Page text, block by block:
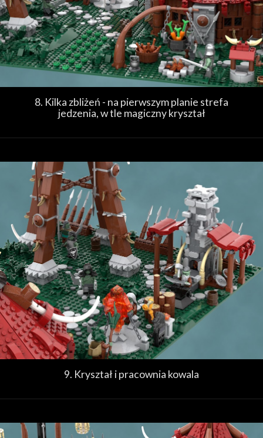
8. Kilka zbliżeń - na pierwszym planie strefa
jedzenia, w tle magiczny kryształ
9. Kryształ i pracownia kowala